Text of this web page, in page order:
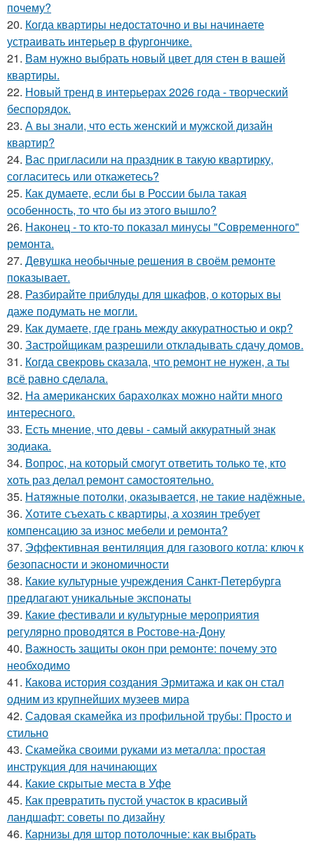
почему?
20. Когда квартиры недостаточно и вы начинаете
устраивать интерьер в фургончике.
21. Вам нужно выбрать новый цвет для стен в вашей
квартиры.
22. Новый тренд в интерьерах 2026 года - творческий
беспорядок.
23. А вы знали, что есть женский и мужской дизайн
квартир?
24. Вас пригласили на праздник в такую квартирку,
согласитесь или откажетесь?
25. Как думаете, если бы в России была такая
особенность, то что бы из этого вышло?
26. Наконец - то кто-то показал минусы "Современного"
ремонта.
27. Девушка необычные решения в своём ремонте
показывает.
28. Разбирайте приблуды для шкафов, о которых вы
даже подумать не могли.
29. Как думаете, где грань между аккуратностью и окр?
30. Застройщикам разрешили откладывать сдачу домов.
31. Когда свекровь сказала, что ремонт не нужен, а ты
всё равно сделала.
32. На американских барахолках можно найти много
интересного.
33. Есть мнение, что девы - самый аккуратный знак
зодиака.
34. Вопрос, на который смогут ответить только те, кто
хоть раз делал ремонт самостоятельно.
35. Натяжные потолки, оказывается, не такие надёжные.
36. Хотите съехать с квартиры, а хозяин требует
компенсацию за износ мебели и ремонта?
37. Эффективная вентиляция для газового котла: ключ к
безопасности и экономичности
38. Какие культурные учреждения Санкт-Петербурга
предлагают уникальные экспонаты
39. Какие фестивали и культурные мероприятия
регулярно проводятся в Ростове-на-Дону
40. Важность защиты окон при ремонте: почему это
необходимо
41. Какова история создания Эрмитажа и как он стал
одним из крупнейших музеев мира
42. Садовая скамейка из профильной трубы: Просто и
стильно
43. Скамейка своими руками из металла: простая
инструкция для начинающих
44. Какие скрытые места в Уфе
45. Как превратить пустой участок в красивый
ландшафт: советы по дизайну
46. Карнизы для штор потолочные: как выбрать